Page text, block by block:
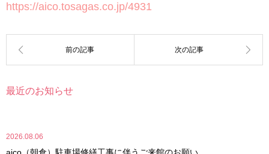
https://aico.tosagas.co.jp/4931
最近のお知らせ
2026.08.06